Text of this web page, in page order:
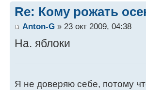
Re: Кому рожать
Anton-G » 23 окт 2009, 04:38
На. яблоки
Я не доверяю себе, потому